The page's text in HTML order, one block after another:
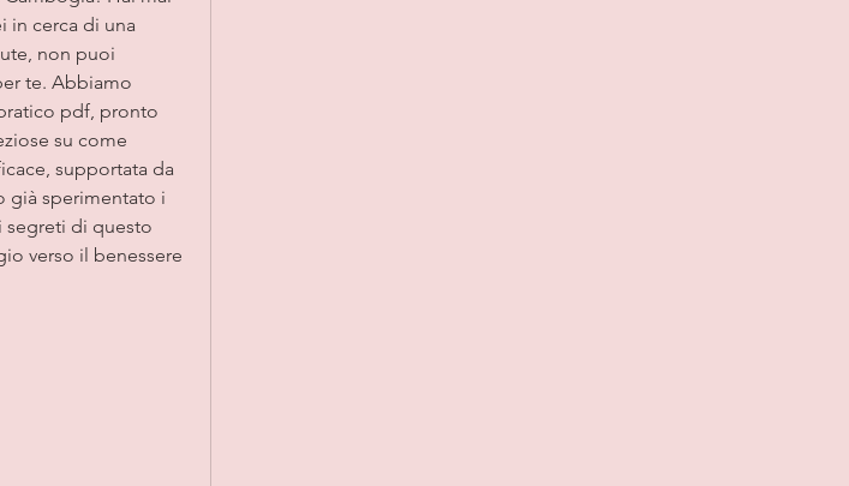
in cerca di una
non puoi
te. Abbiamo
pdf, pronto
su come
supportata da
già sperimentato i
di questo
verso il benessere